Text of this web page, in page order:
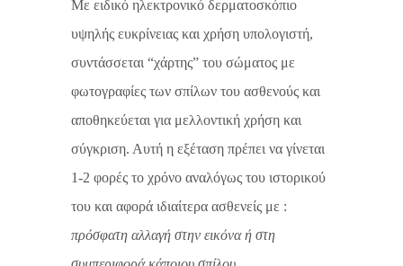
Με ειδικό ηλεκτρονικό δερματοσκόπιο
υψηλής ευκρίνειας και χρήση υπολογιστή,
συντάσσεται “χάρτης” του σώματος με
φωτογραφίες των σπίλων του ασθενούς και
αποθηκεύεται για μελλοντική χρήση και
σύγκριση. Αυτή η εξέταση πρέπει να γίνεται
1-2 φορές το χρόνο αναλόγως του ιστορικού
του και αφορά ιδιαίτερα ασθενείς με :
πρόσφατη αλλαγή στην εικόνα ή στη